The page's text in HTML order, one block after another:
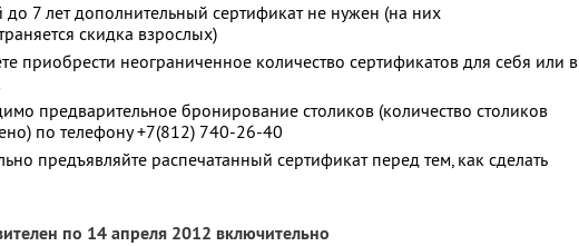
до 7 лет дополнительный сертификат не нужен (на них
скидка взрослых)
приобрести неограниченное количество сертификатов для себя или в
предварительное бронирование столиков (количество столиков
по телефону +7(812) 740-26-40
предъявляйте распечатанный сертификат перед тем, как сделать
по 14 апреля 2012 включительно